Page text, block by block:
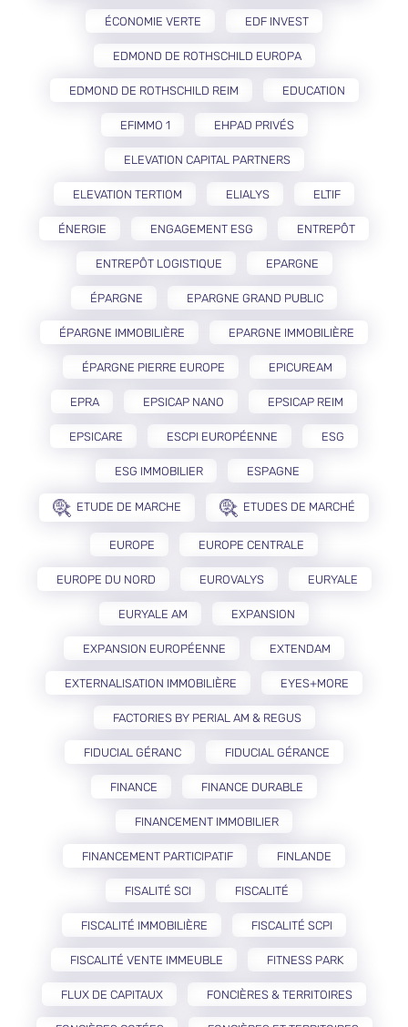
ÉCONOMIE VERTE EDF INVEST
EDMOND DE ROTHSCHILD EUROPA
EDMOND DE ROTHSCHILD REIM EDUCATION
EFIMMO 1 EHPAD PRIVÉS
ELEVATION CAPITAL PARTNERS
ELEVATION TERTIOM ELIALYS ELTIF
ÉNERGIE ENGAGEMENT ESG ENTREPÔT
ENTREPÔT LOGISTIQUE EPARGNE
ÉPARGNE EPARGNE GRAND PUBLIC
ÉPARGNE IMMOBILIÈRE EPARGNE IMMOBILIÈRE
ÉPARGNE PIERRE EUROPE EPICUREAM
EPRA EPSICAP NANO EPSICAP REIM
EPSICARE ESCPI EUROPÉENNE ESG
ESG IMMOBILIER ESPAGNE
ETUDE DE MARCHE ETUDES DE MARCHÉ
EUROPE EUROPE CENTRALE
EUROPE DU NORD EUROVALYS EURYALE
EURYALE AM EXPANSION
EXPANSION EUROPÉENNE EXTENDAM
EXTERNALISATION IMMOBILIÈRE EYES+MORE
FACTORIES BY PERIAL AM & REGUS
FIDUCIAL GÉRANC FIDUCIAL GÉRANCE
FINANCE FINANCE DURABLE
FINANCEMENT IMMOBILIER
FINANCEMENT PARTICIPATIF FINLANDE
FISALITÉ SCI FISCALITÉ
FISCALITÉ IMMOBILIÈRE FISCALITÉ SCPI
FISCALITÉ VENTE IMMEUBLE FITNESS PARK
FLUX DE CAPITAUX FONCIÈRES & TERRITOIRES